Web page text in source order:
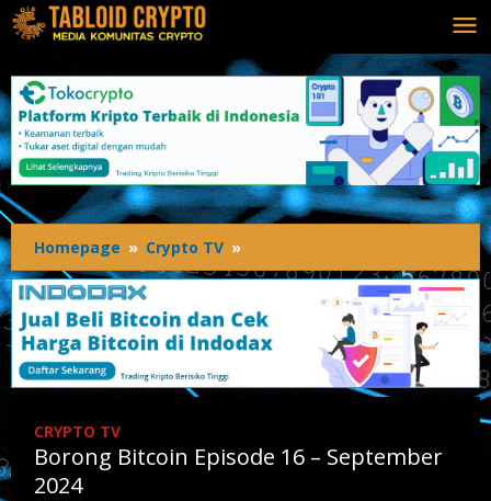
Homepage » Crypto TV »
CRYPTO TV
Borong Bitcoin Episode 16 – September
2024